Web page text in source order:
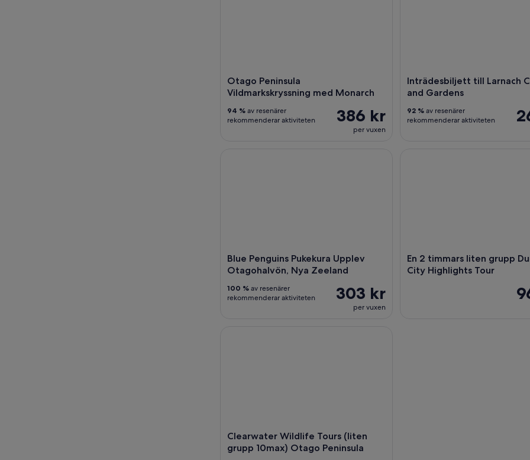
Otago Peninsula
Vildmarkskryssning med Monarch
386 kr
per vuxen
94 % av resenärer
rekommenderar aktiviteten
Inträdesbiljett till Larnach
and Gardens
92 % av resenärer
rekommenderar aktiviteten
Blue Penguins Pukekura Upplev
Otagohalvön, Nya Zeeland
303 kr
per vuxen
100 % av resenärer
rekommenderar aktiviteten
En 2 timmars liten grupp
City Highlights Tour
Clearwater Wildlife Tours (liten
grupp 10max) Otago Peninsula